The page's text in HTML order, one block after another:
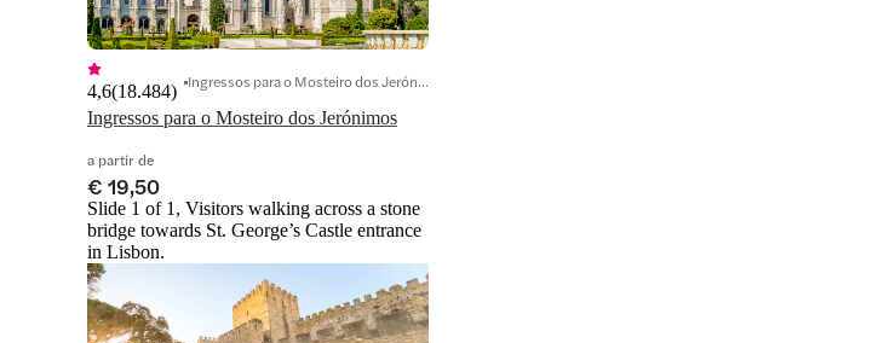
Ingressos para o Mosteiro dos Jerónimos
4,6(18.484) Ingressos para o Mosteiro dos Jerónimos
a partir de
€ 19,50
Slide 1 of 1, Visitors walking across a stone
bridge towards St. George’s Castle entrance
in Lisbon.